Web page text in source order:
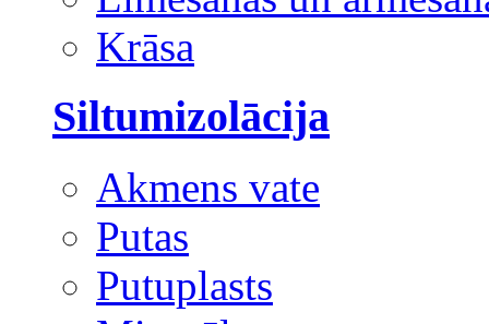
Krāsa
Siltumizolācija
Akmens vate
Putas
Putuplasts